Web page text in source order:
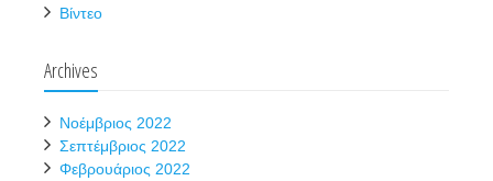
Βίντεο
Archives
Νοέμβριος 2022
Σεπτέμβριος 2022
Φεβρουάριος 2022